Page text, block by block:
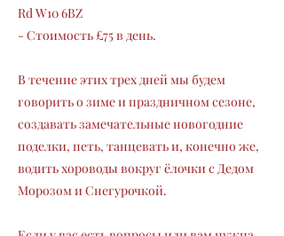
Rd W10 6BZ
- Стоимость £75 в день.
В течение этих трех дней мы будем
говорить о зиме и праздничном сезоне,
создавать замечательные новогодние
поделки, петь, танцевать и, конечно же,
водить хороводы вокруг ёлочки с Дедом
Морозом и Снегурочкой.